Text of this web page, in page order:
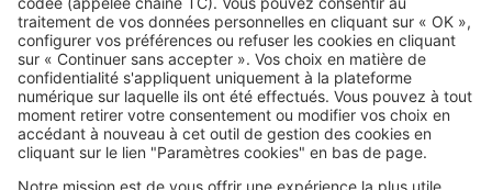
SeLoger c'est aussi